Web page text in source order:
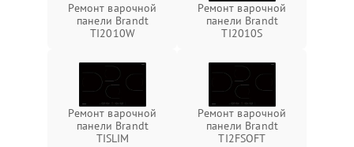
Ремонт варочной
панели Brandt
TI2010W
Ремонт варочной
панели Brandt
TI2010S
Ремонт варочной
панели Brandt
TISLIM
Ремонт варочной
панели Brandt
TI2FSOFT